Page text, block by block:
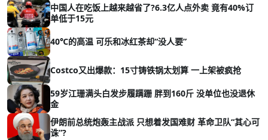
中国人在吃饭上越来越省了?6.3亿人点外卖 竟有40%订
单低于15元
40℃的高温 可乐和冰红茶却“没人要”
Costco又出爆款：15寸铸铁锅太划算 一上架被疯抢
59岁江珊满头白发步履蹒跚 胖到160斤 没单位也没退休
金
伊朗前总统炮轰主战派 只想着发国难财 革命卫队“其心可
诛”?